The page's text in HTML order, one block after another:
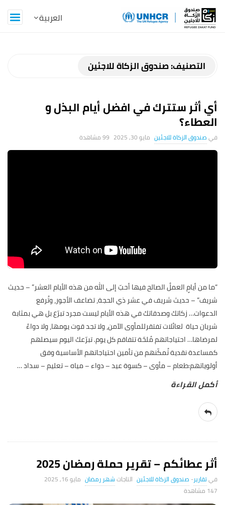
Z
a
t
B
التصنيف:صندوق الزكاة للاجئين
أي أثر ستترك في افضل أيام البذل و
العطاء؟
صندوق الزكاة للاجئين مايو 30, 2025 99 ‎مشاهدة
“ما من أيامٍ العملُ الصالح فيها أحبّ إلى الله من هذه الأيام العشر” – حديث
شريف” – حديث شريف في عشر ذي الحجة، تضاعف الأجور، وتُرفع
الدعوات… زكاتك وصدقاتك في هذه الأيام ليست مجرد تبرّع بل هي بمثابة
شريان حياة لعائلات تفتقرللمأوى الآمن، ولا تجد قوت يومها، ولا دواءً
لمرضاها… احتياجاتهم مُلحّة تتفاقم كل يوم. تبرّعك اليوم سيصلهم
كمساعدة نقدية تُمكّنهم من تأمين احتياجاتهم الأساسية وفق
أولوياتهم:طعام – مأوى – كسوة عيد – دواء – مياه – تعليم – سداد…
أثر عطائكم – تقرير حملة رمضان 2025
تقارير- صندوق الزكاة للاجئين شهر رمضان مايو 16, 2025
147 ‎مشاهدة